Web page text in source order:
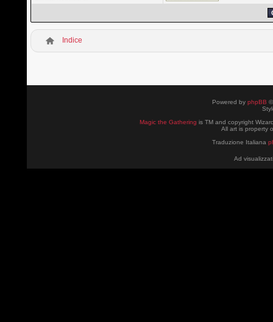
Indice
Powered by phpBB
Magic the Gathering is TM and copyright
All art is property
Traduzione Italiana
Ad